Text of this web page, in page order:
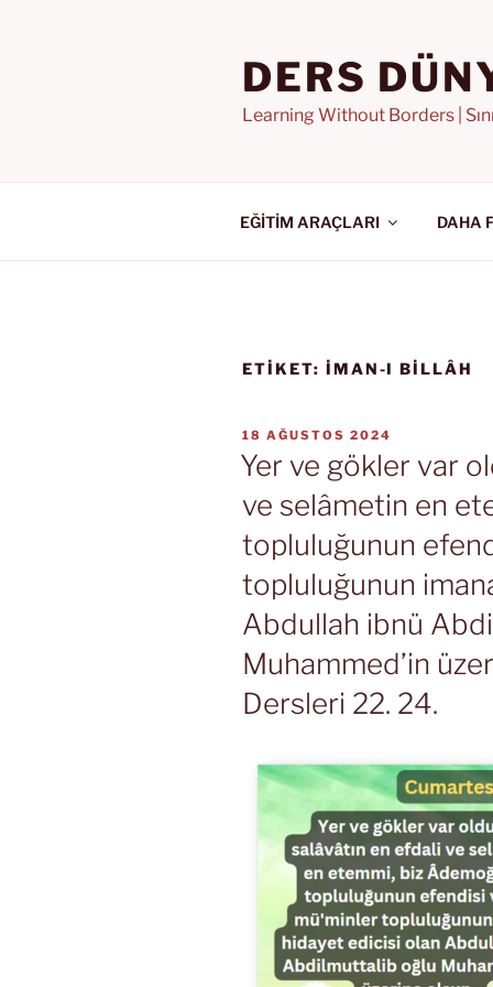
DERS
Learning Without Borders |
EĞİTİM ARAÇLARI DAHA
ETIKET: IMAN-I BILLÂH
YAYIM
TARIHI
18 AĞUSTOS 2024
Yer ve gökler var
ve selâmetin en
topluluğunun
topluluğunun
Abdullah ibnü
Muhammed’in
Dersleri 22. 24.